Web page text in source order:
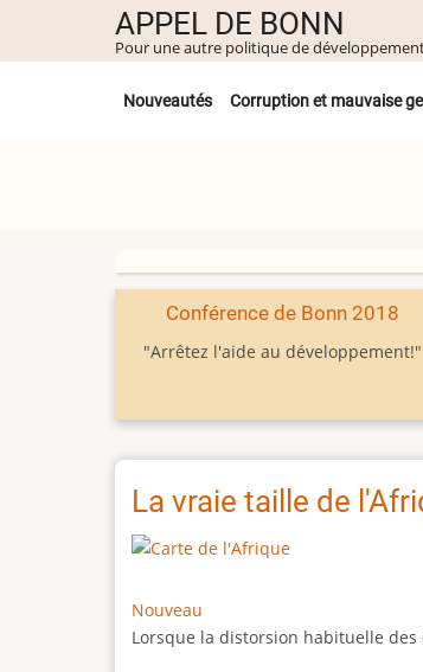
contenu
APPEL DE BONN
Pour une autre politique de
Untermenü
Nouveautés Corruption et mauvaise
Conférence de Bonn 2018
"Arrêtez l'aide au développement!"
La vraie taille de
Nouveau
Lorsque la distorsion habituelle